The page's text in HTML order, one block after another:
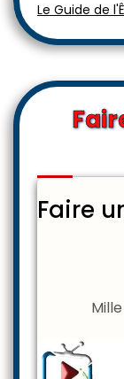
Le Guide de
Faire